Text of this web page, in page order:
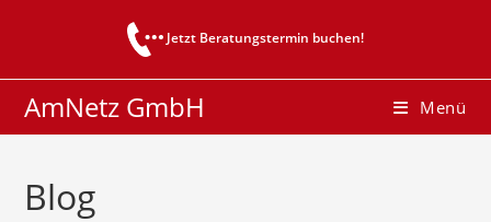
Jetzt Beratungstermin buchen!
AmNetz GmbH Menü
Blog